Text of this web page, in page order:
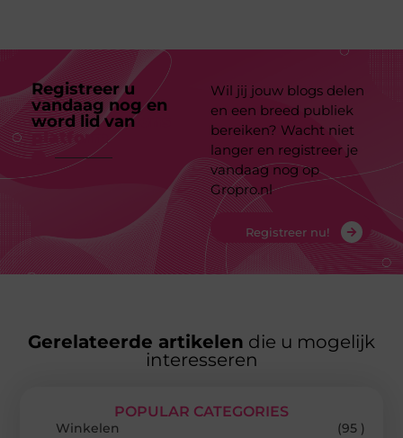
Registreer u
vandaag nog en
word lid van
platform
Wil jij jouw blogs delen
en een breed publiek
bereiken? Wacht niet
langer en registreer je
vandaag nog op
Gropro.nl
Registreer nu!
Gerelateerde artikelen die u mogelijk
interesseren
POPULAR CATEGORIES
Winkelen
(95 )